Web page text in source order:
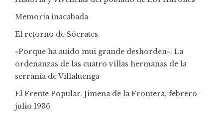
Memoria inacabada
El retorno de Sócrates
«Porque ha auido mui grande deshorden»: La
ordenanzas de las cuatro villas hermanas de la
serranía de Villaluenga
El Frente Popular. Jimena de la Frontera, febrero-
julio 1936